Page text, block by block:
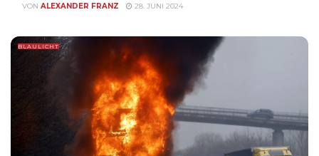
VON ALEXANDER FRANZ 28. JUNI 2024
BLAULICHT